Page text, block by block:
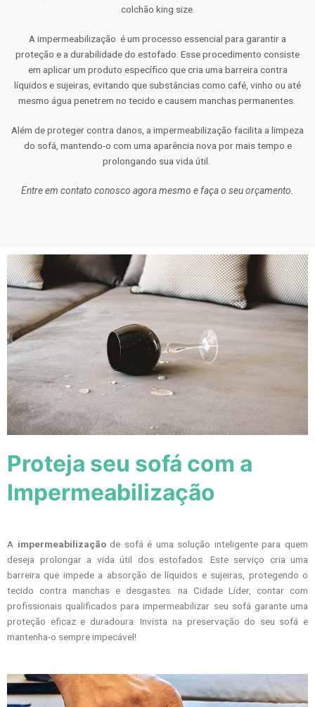
colchão king size.
A impermeabilização é um processo essencial para garantir a
proteção e a durabilidade do estofado. Esse procedimento consiste
em aplicar um produto específico que cria uma barreira contra
líquidos e sujeiras, evitando que substâncias como café, vinho ou até
mesmo água penetrem no tecido e causem manchas permanentes.
Além de proteger contra danos, a impermeabilização facilita a limpeza
do sofá, mantendo-o com uma aparência nova por mais tempo e
prolongando sua vida útil.
Entre em contato conosco agora mesmo e faça o seu orçamento.
Proteja seu sofá com a
Impermeabilização
A impermeabilizaçãode sofá é uma solução inteligente para quem
deseja prolongar a vida útil dos estofados. Este serviço cria uma
barreira que impede a absorção de líquidos e sujeiras, protegendo o
tecido contra manchas e desgastes. na Cidade Líder, contar com
profissionais qualificados para impermeabilizar seu sofá garante uma
proteção eficaz e duradoura. Invista na preservação do seu sofá e
mantenha-o sempre impecável!